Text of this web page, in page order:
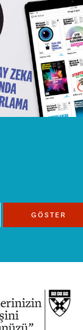
GÖSTER